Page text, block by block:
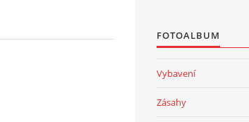
FOTOALBUM
Vybavení
Zásahy